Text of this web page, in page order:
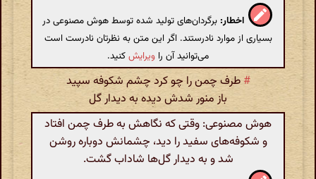
اخطار: برگردان‌های تولید شده توسط هوش مصنوعی در
بسیاری از موارد نادرستند. اگر این متن به نظرتان نادرست است
می‌توانید آن را ویرایشکنید.
# طرف چمن را چو کرد چشم شکوفه سپید
باز منور شدش دیده به دیدار گل
هوش مصنوعی: وقتی که نگاهش به طرف چمن افتاد
و شکوفه‌های سفید را دید، چشمانش دوباره روشن
شد و به دیدار گل‌ها شاداب گشت.